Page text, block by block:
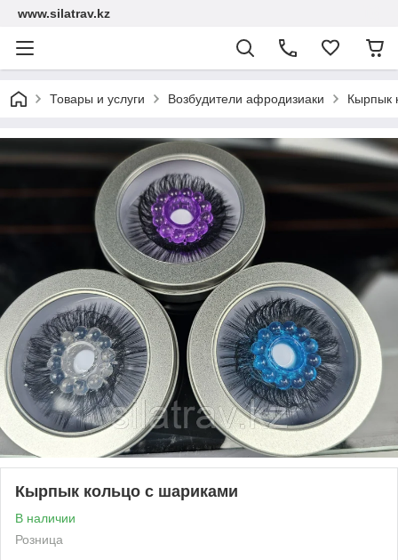
www.silatrav.kz
Товары и услуги Возбудители афродизиаки Кырпык
Кырпык кольцо с шариками
В наличии
Розница